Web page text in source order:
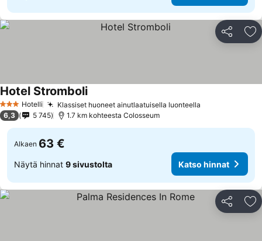
Jaa
3 Tähtiluokitus
Hotelli Klassiset huoneet ainutlaatuisella luonteella
Hotel Stromboli
6,3 5 745 1.7 km kohteesta Colosseum
Alkaen 63 €
Näytä hinnat 9 sivustolta Katso hinnat
Jaa